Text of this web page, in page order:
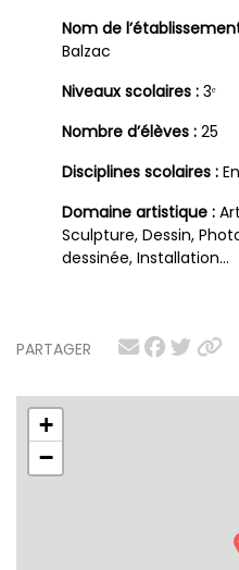
PARTAGER
+
−
Nom de
Balzac
Niveaux scolaires : 3ᵉ
Nombre d’élèves : 25
Disciplines scolaires :
Domaine artistique :
Sculpture, Dessin,
dessinée, Installation…